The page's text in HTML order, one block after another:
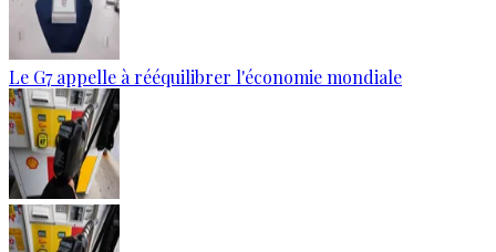
Le G7 appelle à rééquilibrer l'économie mondiale